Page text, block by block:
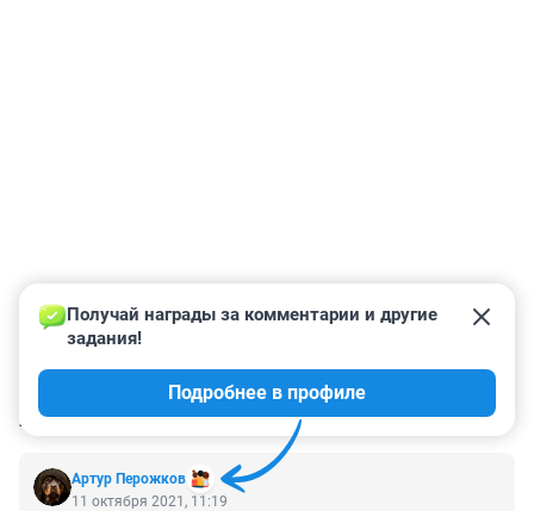
КОММЕНТАРИИ 8
Артур Перожков
Получай награды за комментарии и другие
задания!
Подробнее в профиле
11 октября 2021, 11:19